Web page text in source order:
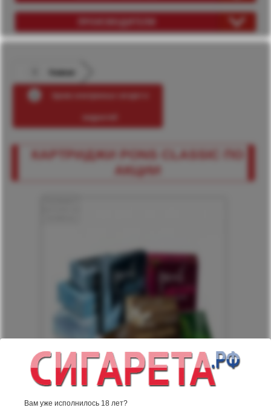
Вам уже исполнилось 18 лет?
ПРОИЗВОДИТЕЛИ
Главная
Архив электронных сигарет и
жидкостей
КАРТРИДЖИ PONS CLASSIC ПО
АКЦИИ